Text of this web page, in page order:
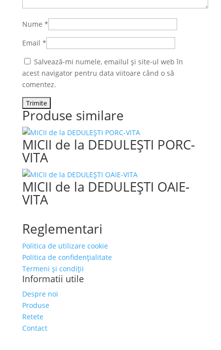
Nume *
Email *
Salvează-mi numele, emailul și site-ul web în
acest navigator pentru data viitoare când o să
comentez.
Produse similare
MICII de la DEDULEŞTI PORC-
VITA
MICII de la DEDULEŞTI OAIE-
VITA
Reglementari
Politica de utilizare cookie
Politica de confidențialitate
Termeni și condiții
Informatii utile
Despre noi
Produse
Retete
Contact